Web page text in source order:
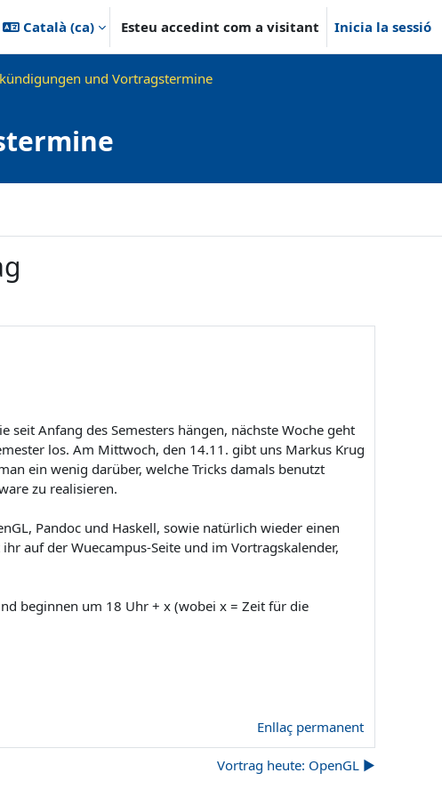
Català ‎(ca)‎ Esteu accedint com a visitant Inicia la sessió
und Vortragstermine
Anfang des Semesters hängen, nächste Woche geht
los. Am Mittwoch, den 14.11. gibt uns Markus Krug
ein wenig darüber, welche Tricks damals benutzt
zu realisieren.
Pandoc und Haskell, sowie natürlich wieder einen
auf der Wuecampus-Seite und im Vortragskalender,
beginnen um 18 Uhr + x (wobei x = Zeit für die
Enllaç permanent
Vortrag heute: OpenGL ▶︎